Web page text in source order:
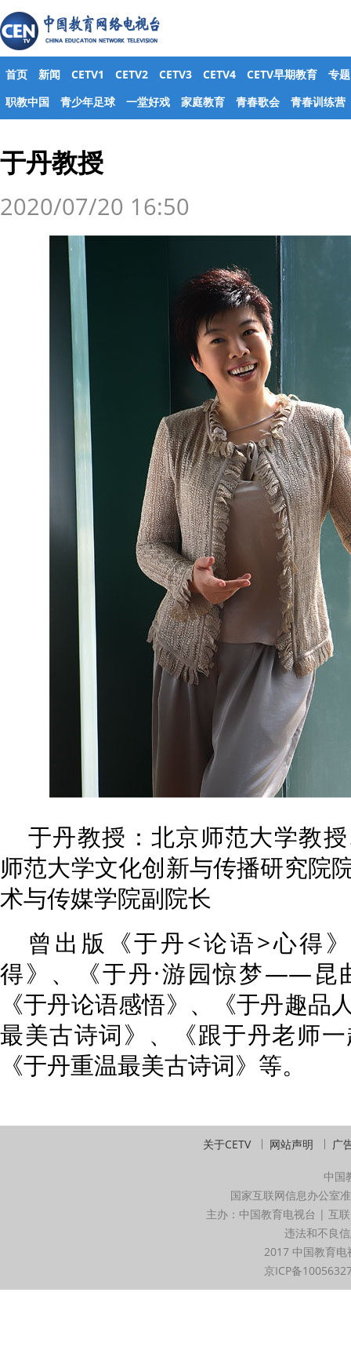
首页 新闻 CETV1 CETV2 CETV3 CETV4 CETV早期教育
专题
职教中国
青少年足球 一堂好戏 家庭教育 青春歌会 青春训练营
于丹教授
2020/07/20 16:50
于丹教授：北京师范大学教
师范大学文化创新与传播研究院
术与传媒学院副院长
曾出版《于丹<论语>心得
得》、《于丹·游园惊梦——昆
《于丹论语感悟》、《于丹趣品
最美古诗词》、《跟于丹老师
《于丹重温最美古诗词》等。
关于CETV 网站声明 广
中国
国家互联网信息办公室
主办：中国教育电视台 | 互
违法和不良
2017 中国教育
京ICP备